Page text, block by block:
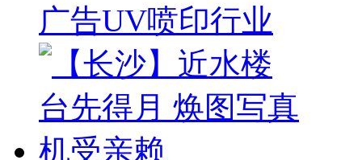
广告UV喷印行业